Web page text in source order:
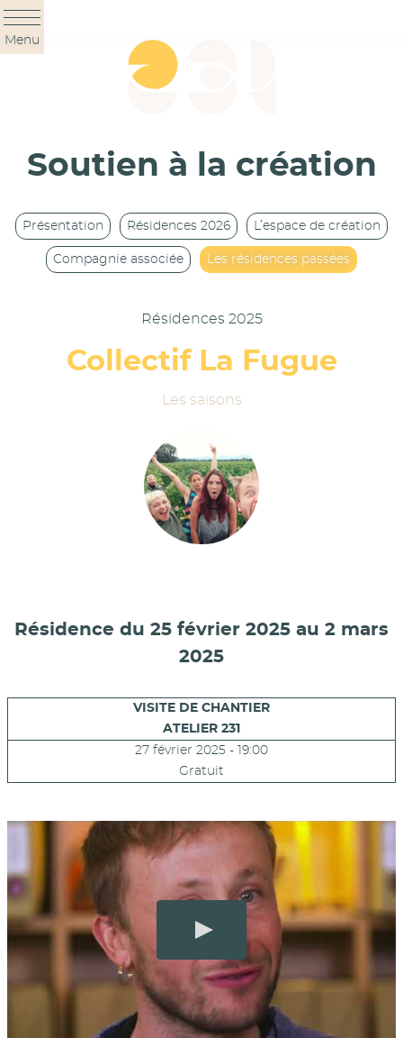
Panneau de gestion des cookies
Menu
Soutien à la création
Présentation Résidences 2026 L’espace de création
Compagnie associée Les résidences passées
Résidences 2025
Collectif La Fugue
Les saisons
Résidence du 25 février 2025 au 2 mars
2025
VISITE DE CHANTIER
ATELIER 231
27 février 2025 - 19:00
Gratuit